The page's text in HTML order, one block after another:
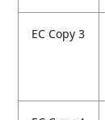
EC Copy 3